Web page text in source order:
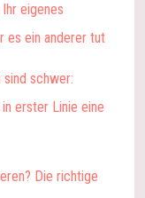
eigenes
es ein anderer tut
schwer:
erster Linie eine
Die richtige